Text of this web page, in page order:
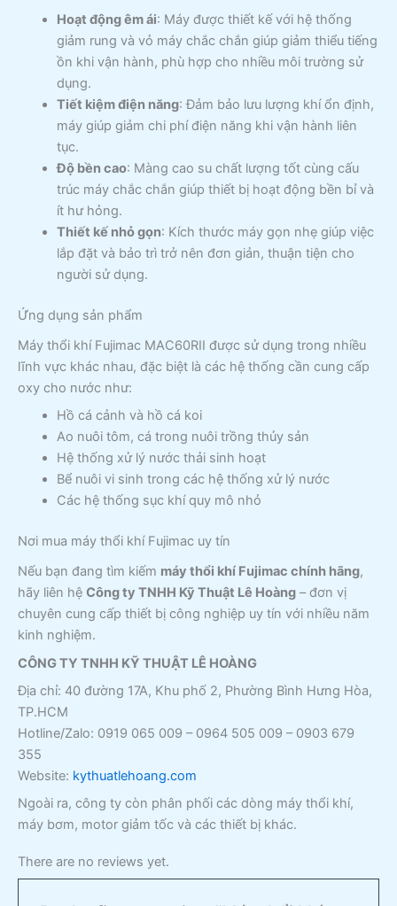
Hoạt động êm ái: Máy được thiết kế với hệ thống
giảm rung và vỏ máy chắc chắn giúp giảm thiểu tiếng
ồn khi vận hành, phù hợp cho nhiều môi trường sử
dụng.
Tiết kiệm điện năng: Đảm bảo lưu lượng khí ổn định,
máy giúp giảm chi phí điện năng khi vận hành liên
tục.
Độ bền cao: Màng cao su chất lượng tốt cùng cấu
trúc máy chắc chắn giúp thiết bị hoạt động bền bỉ và
ít hư hỏng.
Thiết kế nhỏ gọn: Kích thước máy gọn nhẹ giúp việc
lắp đặt và bảo trì trở nên đơn giản, thuận tiện cho
người sử dụng.
Ứng dụng sản phẩm
Máy thổi khí Fujimac MAC60RII được sử dụng trong nhiều
lĩnh vực khác nhau, đặc biệt là các hệ thống cần cung cấp
oxy cho nước như:
Hồ cá cảnh và hồ cá koi
Ao nuôi tôm, cá trong nuôi trồng thủy sản
Hệ thống xử lý nước thải sinh hoạt
Bể nuôi vi sinh trong các hệ thống xử lý nước
Các hệ thống sục khí quy mô nhỏ
Nơi mua máy thổi khí Fujimac uy tín
Nếu bạn đang tìm kiếm máy thổi khí Fujimac chính hãng,
hãy liên hệ Công ty TNHH Kỹ Thuật Lê Hoàng – đơn vị
chuyên cung cấp thiết bị công nghiệp uy tín với nhiều năm
kinh nghiệm.
CÔNG TY TNHH KỸ THUẬT LÊ HOÀNG
Địa chỉ: 40 đường 17A, Khu phố 2, Phường Bình Hưng Hòa,
TP.HCM
Hotline/Zalo: 0919 065 009 – 0964 505 009 – 0903 679
355
Website: kythuatlehoang.com
Ngoài ra, công ty còn phân phối các dòng máy thổi khí,
máy bơm, motor giảm tốc và các thiết bị khác.
There are no reviews yet.